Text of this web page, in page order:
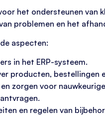
het ondersteunen
problemen en het
aspecten:
in het ERP-systeem.
producten, bestellingen
zorgen voor
en regelen van